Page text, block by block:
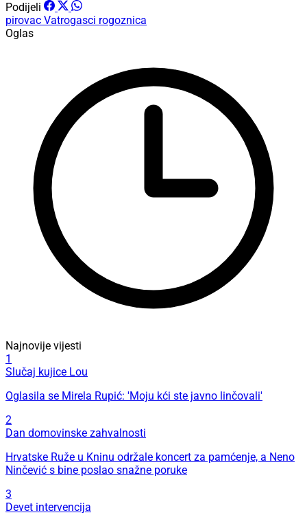
Podijeli
pirovac Vatrogasci rogoznica
Oglas
Najnovije vijesti
1
Slučaj kujice Lou
Oglasila se Mirela Rupić: 'Moju kći ste javno linčovali'
2
Dan domovinske zahvalnosti
Hrvatske Ruže u Kninu održale koncert za pamćenje, a Neno
Ninčević s bine poslao snažne poruke
3
Devet intervencija